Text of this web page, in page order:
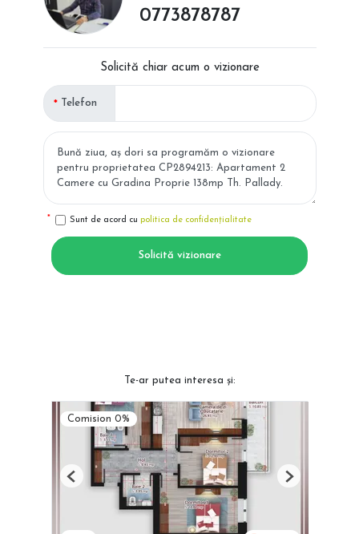
0773878787
Solicită chiar acum o vizionare
Telefon
Sunt de acord cu politica de confidențialitate
Solicită vizionare
Te-ar putea interesa și:
Comision 0%
Previous Next